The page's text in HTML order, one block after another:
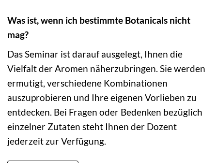
Was ist, wenn ich bestimmte Botanicals nicht
mag?
Das Seminar ist darauf ausgelegt, Ihnen die
Vielfalt der Aromen näherzubringen. Sie werden
ermutigt, verschiedene Kombinationen
auszuprobieren und Ihre eigenen Vorlieben zu
entdecken. Bei Fragen oder Bedenken bezüglich
einzelner Zutaten steht Ihnen der Dozent
jederzeit zur Verfügung.